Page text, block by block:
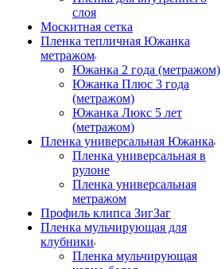
слоя
Москитная сетка
Пленка тепличная Южанка
метражом
Южанка 2 года (метражом)
Южанка Плюс 3 года
(метражом)
Южанка Люкс 5 лет
(метражом)
Пленка универсальная Южанка
Пленка универсальная в
рулоне
Пленка универсальная
метражом
Профиль клипса ЗигЗаг
Пленка мульчирующая для
клубники
Пленка мульчирующая